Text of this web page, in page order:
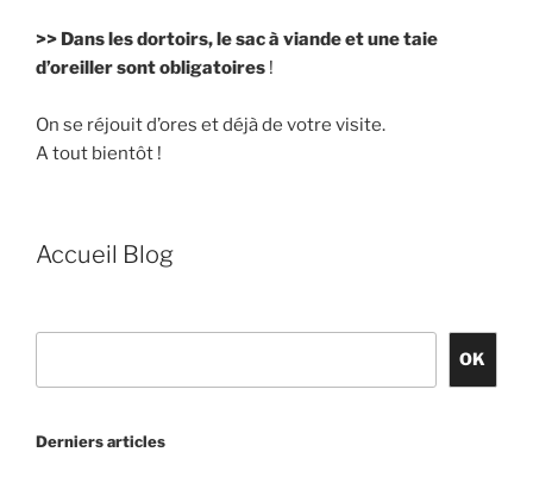
>> Dans les dortoirs, le sac à viande et une taie
d’oreiller sont obligatoires !
On se réjouit d’ores et déjà de votre visite.
A tout bientôt !
Accueil Blog
OK
Derniers articles